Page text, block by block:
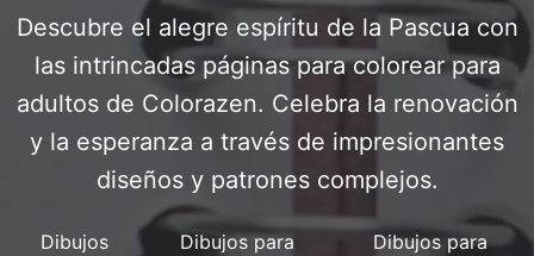
Descubre el alegre espíritu de la Pascua con
las intrincadas páginas para colorear para
adultos de Colorazen. Celebra la renovación
y la esperanza a través de impresionantes
diseños y patrones complejos.
Dibujos
Dibujos para
Dibujos para